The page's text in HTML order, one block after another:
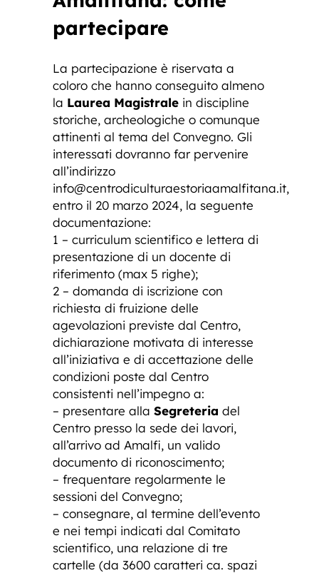
partecipare
La partecipazione è riservata a
coloro che hanno conseguito almeno
la Laurea Magistrale in discipline
storiche, archeologiche o comunque
attinenti al tema del Convegno. Gli
interessati dovranno far pervenire
all’indirizzo
info@centrodiculturaestoriaamalfitana.it,
entro il 20 marzo 2024, la seguente
documentazione:
1 – curriculum scientifico e lettera di
presentazione di un docente di
riferimento (max 5 righe);
2 – domanda di iscrizione con
richiesta di fruizione delle
agevolazioni previste dal Centro,
dichiarazione motivata di interesse
all’iniziativa e di accettazione delle
condizioni poste dal Centro
consistenti nell’impegno a:
– presentare alla Segreteria del
Centro presso la sede dei lavori,
all’arrivo ad Amalfi, un valido
documento di riconoscimento;
– frequentare regolarmente le
sessioni del Convegno;
– consegnare, al termine dell’evento
e nei tempi indicati dal Comitato
scientifico, una relazione di tre
cartelle (da 3600 caratteri ca. spazi